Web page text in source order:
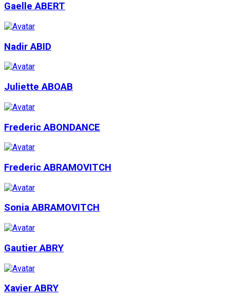
Gaelle ABERT
Nadir ABID
Juliette ABOAB
Frederic ABONDANCE
Frederic ABRAMOVITCH
Sonia ABRAMOVITCH
Gautier ABRY
Xavier ABRY